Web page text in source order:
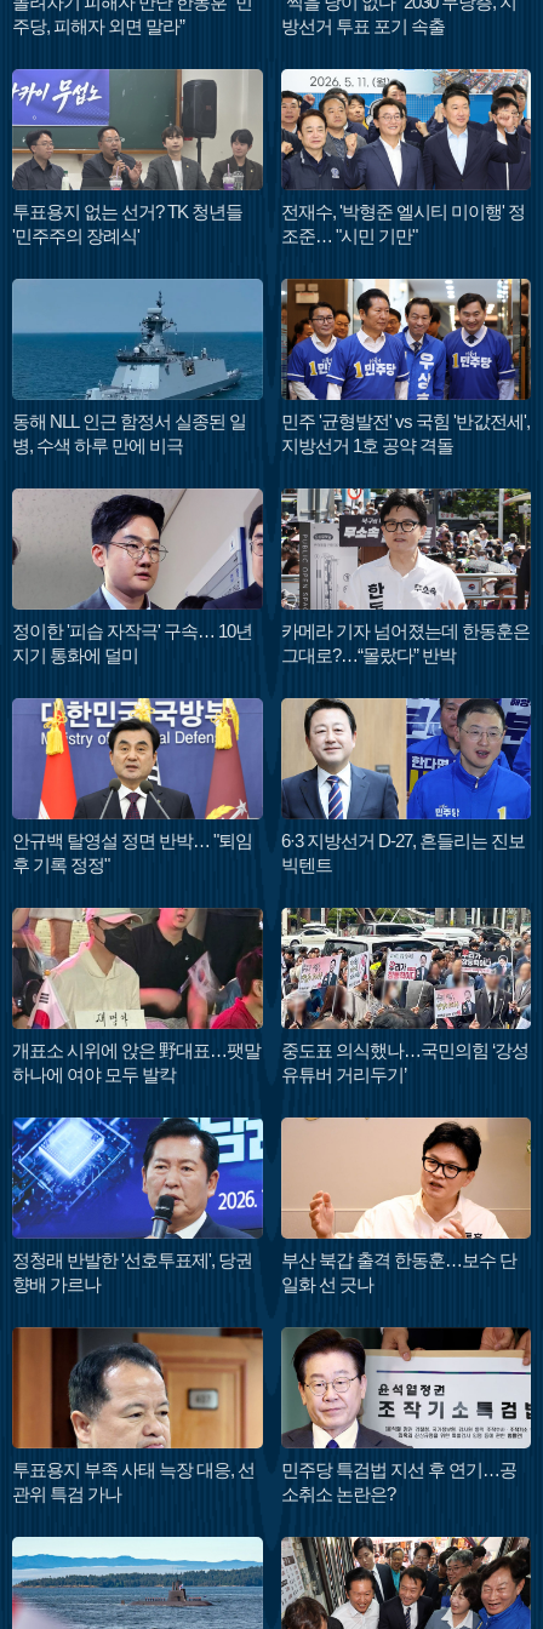
주당, 피해자 외면 말라”
투표용지 없는 선거? TK 청년들
'민주주의 장례식'
동해 NLL 인근 함정서 실종된 일
병, 수색 하루 만에 비극
정이한 '피습 자작극' 구속… 10년
지기 통화에 덜미
안규백 탈영설 정면 반박… "퇴임
후 기록 정정"
개표소 시위에 앉은 野대표…팻말
하나에 여야 모두 발칵
정청래 반발한 '선호투표제', 당권
향배 가르나
투표용지 부족 사태 늑장 대응, 선
관위 특검 가나
방선거 투표 포기 속출
전재수, '박형준 엘시티 미이행' 정
조준… "시민 기만"
민주 '균형발전' vs 국힘 '반값전세',
지방선거 1호 공약 격돌
카메라 기자 넘어졌는데 한동훈은
그대로?…“몰랐다” 반박
6·3 지방선거 D-27, 흔들리는 진보
빅텐트
중도표 의식했나…국민의힘 ‘강성
유튜버 거리두기’
부산 북갑 출격 한동훈…보수 단
일화 선 긋나
민주당 특검법 지선 후 연기…공
소취소 논란은?